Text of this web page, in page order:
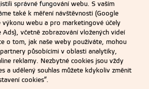
univerzita v Praze
správné fungování webu. S vaším
také k měření návštěvnosti (Google
výkonu webu a pro marketingové účely
včetně zobrazování vložených videí
o tom, jak naše weby používáte, mohou
působícími v oblasti analytiky,
reklamy. Nezbytné cookies jsou vždy
a udělený souhlas můžete kdykoliv změnit
cookies“.